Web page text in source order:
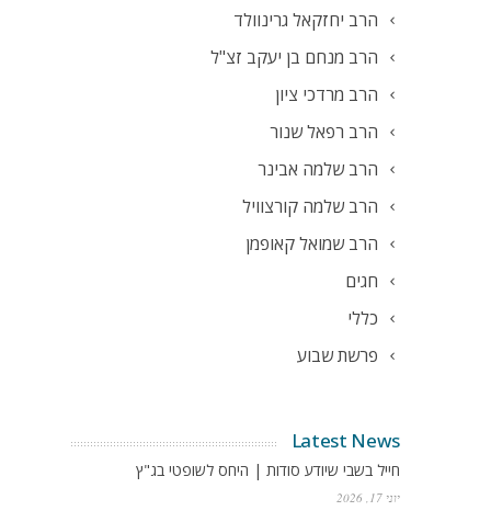
הרב יחזקאל גרינוולד
הרב מנחם בן יעקב זצ"ל
הרב מרדכי ציון
הרב רפאל שנור
הרב שלמה אבינר
הרב שלמה קורצוויל
הרב שמואל קאופמן
חגים
כללי
פרשת שבוע
Latest News
חייל בשבי שיודע סודות | היחס לשופטי בג"ץ
יוני 17, 2026